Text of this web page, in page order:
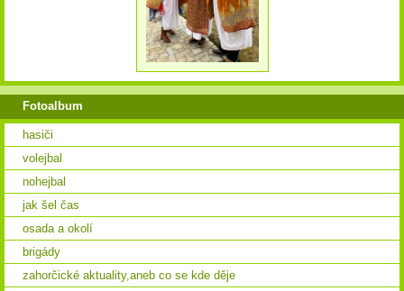
Fotoalbum
hasiči
volejbal
nohejbal
jak šel čas
osada a okolí
brigády
zahorčické aktuality,aneb co se kde děje